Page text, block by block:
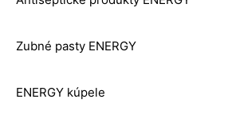
Zubné pasty ENERGY
ENERGY kúpele